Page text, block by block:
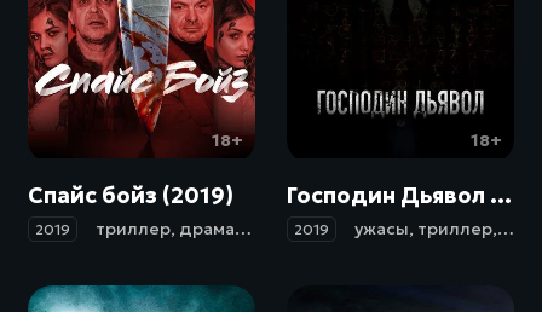
18+
Спайс бойз (2019)
2019 триллер, драма,ужасы
18+
Господин Дьявол / Il signor Diavolo (2019)
2019 ужасы, триллер,